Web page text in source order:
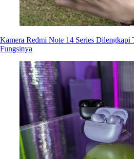
Kamera Redmi Note 14 Series
Fungsinya